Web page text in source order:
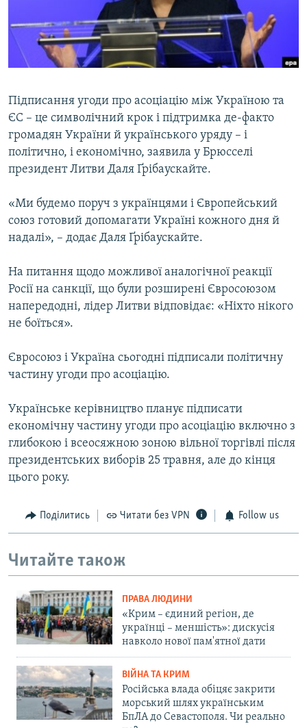
ВІДЕОУРОКИ «ELIFBE»
СВІДЧЕННЯ ОКУПАЦІЇ
УКРАЇНСЬКА ПРОБЛЕМА КРИМУ
Русский
Qırımtatar
Усі сайти RFE/RL
Підписання угоди про асоціацію між Україною та
ЄС – це символічний крок і підтримка де-факто
громадян України й українського уряду – і
політично, і економічно, заявила у Брюсселі
президент Литви Даля Ґрібаускайте.
«Ми будемо поруч з українцями і Європейський
союз готовий допомагати Україні кожного дня й
надалі», – додає Даля Ґрібаускайте.
На питання щодо можливої аналогічної реакції
Росії на санкції, що були розширені Євросоюзом
напередодні, лідер Литви відповідає: «Ніхто нікого
не боїться».
Євросоюз і Україна сьогодні підписали політичну
частину угоди про асоціацію.
Українське керівництво планує підписати
економічну частину угоди про асоціацію включно з
глибокою і всеосяжною зоною вільної торгівлі після
президентських виборів 25 травня, але до кінця
цього року.
Поділитись Читати без VPN Follow us
Читайте також
ПРАВА ЛЮДИНИ
«Крим – єдиний регіон, де
українці – меншість»: дискусія
навколо нової пам'ятної дати
ВІЙНА ТА КРИМ
Російська влада обіцяє закрити
морський шлях українським
БпЛА до Севастополя. Чи реально